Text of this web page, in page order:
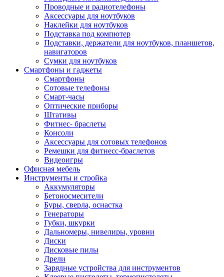
Проводные и радиотелефоны
Аксессуары для ноутбуков
Наклейки для ноутбуков
Подставка под компютер
Подставки, держатели для ноутбуков, планшетов,
навигаторов
Сумки для ноутбуков
Смартфоны и гаджеты
Смартфоны
Сотовые телефоны
Смарт-часы
Оптические приборы
Штативы
Фитнес- браслеты
Консоли
Аксессуары для сотовых телефонов
Ремешки для фитнесс-браслетов
Видеоигры
Офисная мебель
Инструменты и стройка
Аккумуляторы
Бетоносмесители
Буры, сверла, оснастка
Генераторы
Губки, шкурки
Дальномеры, нивелиры, уровни
Диски
Дисковые пилы
Дрели
Зарядные устройства для инструментов